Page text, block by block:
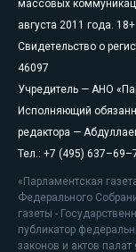
массовых
августа 2011 года. 18+
Свидетельство о
46097
Учредитель — АНО
Исполняющий
редактора —
Тел.: +7 (495)
«Парламентская
Федерального
газеты -
публикатор
законов и актов